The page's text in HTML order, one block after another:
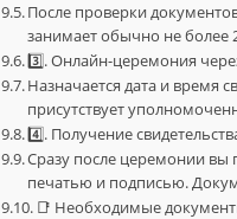
После проверки
занимает обычно не более
3️⃣. Онлайн-церемония
Назначается дата и время
присутствует
4️⃣. Получение
Сразу после церемонии вы
печатью и подписью.
📑 Необходимые